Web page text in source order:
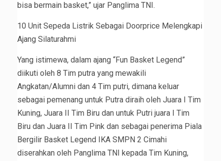
bisa bermain basket,” ujar Panglima TNI.
10 Unit Sepeda Listrik Sebagai Doorprice Melengkapi
Ajang Silaturahmi
Yang istimewa, dalam ajang “Fun Basket Legend”
diikuti oleh 8 Tim putra yang mewakili
Angkatan/Alumni dan 4 Tim putri, dimana keluar
sebagai pemenang untuk Putra diraih oleh Juara I Tim
Kuning, Juara II Tim Biru dan untuk Putri juara I Tim
Biru dan Juara II Tim Pink dan sebagai penerima Piala
Bergilir Basket Legend IKA SMPN 2 Cimahi
diserahkan oleh Panglima TNI kepada Tim Kuning,